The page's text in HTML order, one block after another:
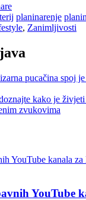
planinarenje
, Zanimljivosti
pucačina spoj
kako je
zvukovima
YouTube